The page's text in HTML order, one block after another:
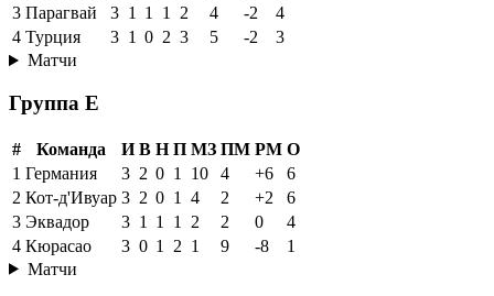
3 Парагвай 3 1 1 1 2 4 -2
4
4 Турция 3 1 0 2 3 5 -2
3
Матчи
Группа E
# Команда И В Н П МЗ ПМ РМ О
1 Германия 3 2 0 1 10 4 +6
6
2 Кот-д'Ивуар 3 2 0 1 4 2 +2
6
3 Эквадор 3 1 1 1 2 2 0
4
4 Кюрасао 3 0 1 2 1 9 -8
1
Матчи